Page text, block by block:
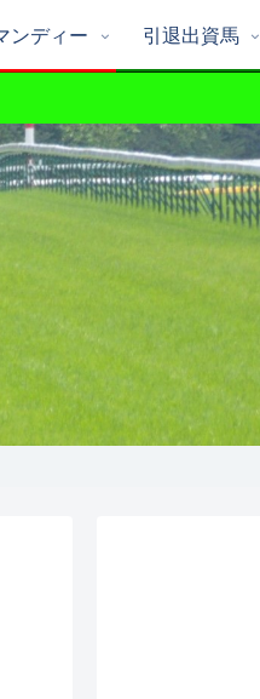
ンディー 引退出資馬